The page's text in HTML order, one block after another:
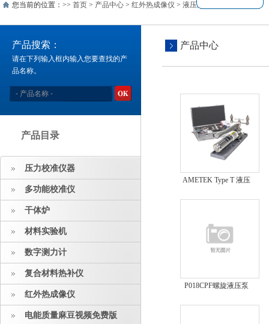
您当前的位置：>> 首页 > 产品中心 > 红外热成像仪 > 液压泵
产品搜索：
请在下列输入框内输入您要查找的产
品名称。
产品目录
压力校准仪器
多功能校准仪
干体炉
材料实验机
数字测力计
复合材料热补仪
红外热成像仪
电能质量麻豆视频免费版
产品中心
AMETEK Type T 液压
P018CPF螺旋液压泵